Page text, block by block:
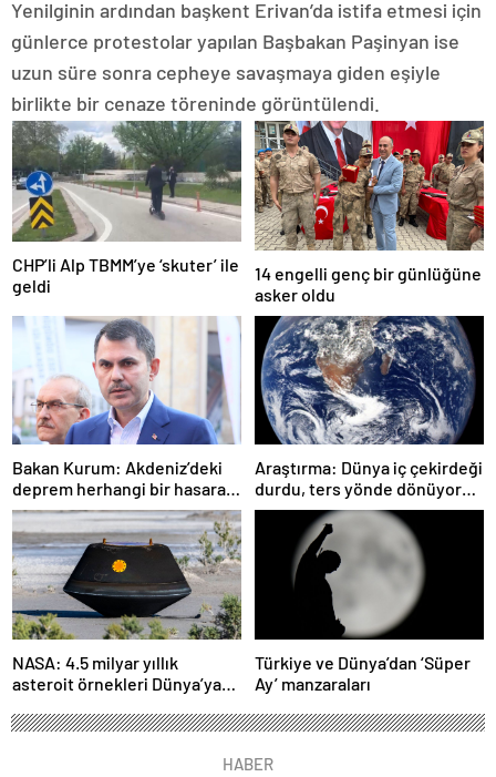
Yenilginin ardından başkent Erivan’da istifa etmesi için
günlerce protestolar yapılan Başbakan Paşinyan ise
uzun süre sonra cepheye savaşmaya giden eşiyle
birlikte bir cenaze töreninde görüntülendi.
CHP’li Alp TBMM’ye ‘skuter’ ile
geldi
14 engelli genç bir günlüğüne
asker oldu
Bakan Kurum: Akdeniz’deki
deprem herhangi bir hasara
neden olmadı
Araştırma: Dünya iç çekirdeği
durdu, ters yönde dönüyor
olabilir
NASA: 4.5 milyar yıllık
asteroit örnekleri Dünya’ya
başlangıcına ışık tutabilir
Türkiye ve Dünya’dan ‘Süper
Ay’ manzaraları
HABER